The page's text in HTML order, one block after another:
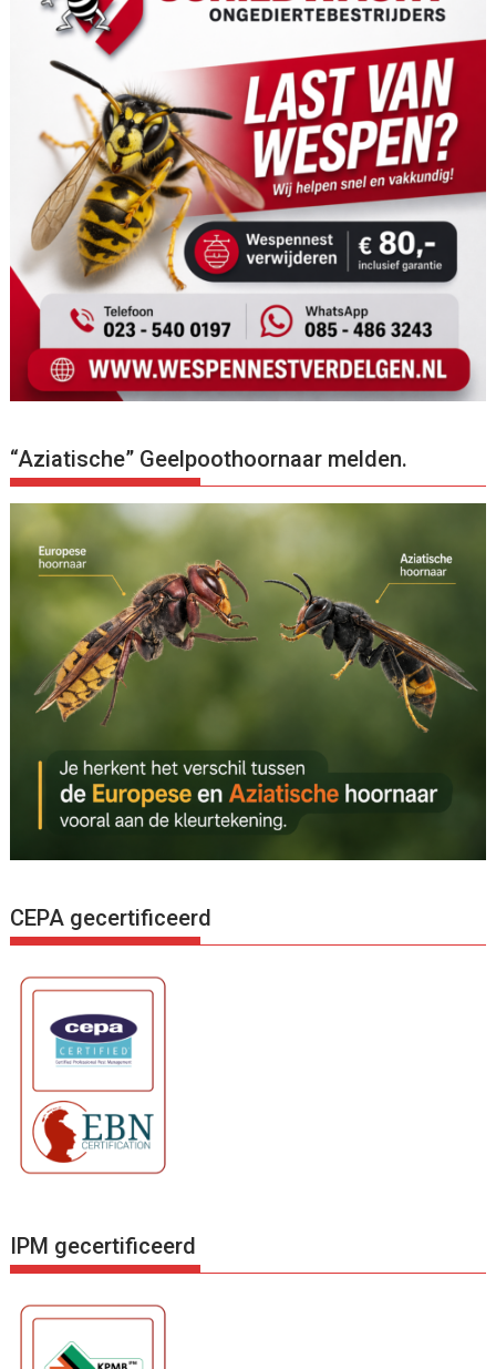
“Aziatische” Geelpoothoornaar melden.
CEPA gecertificeerd
IPM gecertificeerd